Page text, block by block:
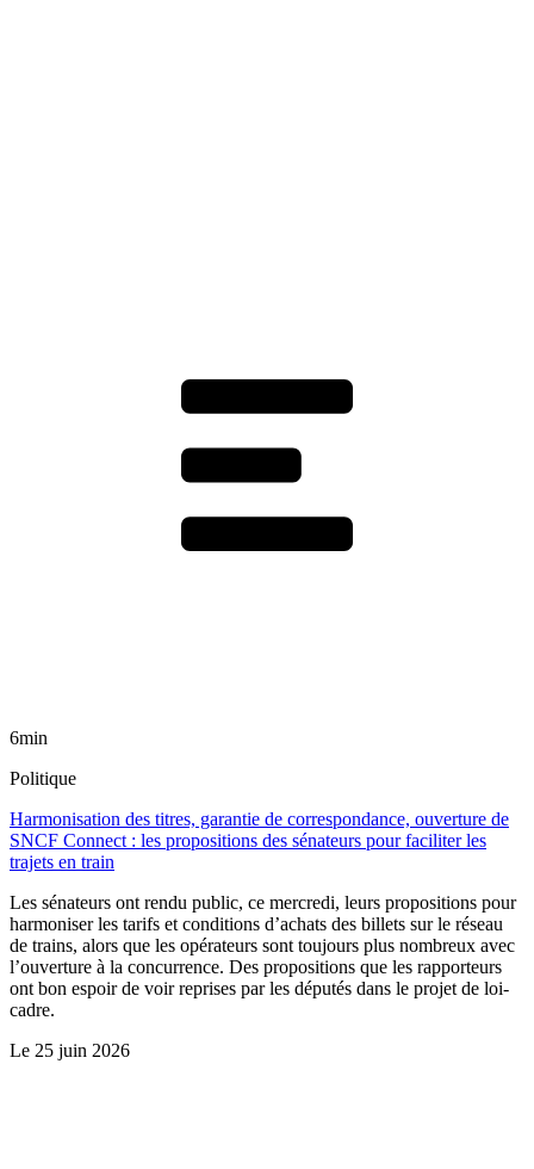
6min
Politique
Harmonisation des titres, garantie de correspondance, ouverture de
SNCF Connect : les propositions des sénateurs pour faciliter les
trajets en train
Les sénateurs ont rendu public, ce mercredi, leurs propositions pour
harmoniser les tarifs et conditions d’achats des billets sur le réseau
de trains, alors que les opérateurs sont toujours plus nombreux avec
l’ouverture à la concurrence. Des propositions que les rapporteurs
ont bon espoir de voir reprises par les députés dans le projet de loi-
cadre.
Le 25 juin 2026